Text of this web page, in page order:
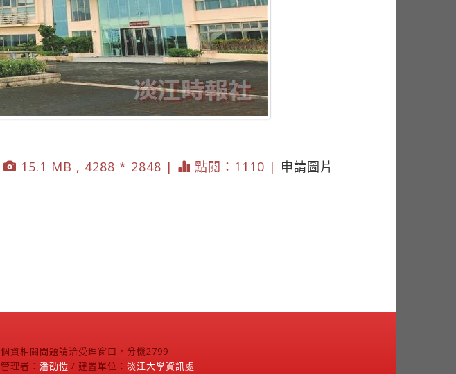
15.1 MB , 4288 * 2848 | 點閱：1110 | 申請圖片
個資相關問題請洽受理窗口，分機2799
管理者： 潘劭愷 / 建置單位： 淡江大學資訊處